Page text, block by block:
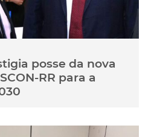
posse da nova
RR para a